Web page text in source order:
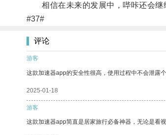
相信在未来的发展中，哔咔还会继
#37#
评论
游客
这款加速器app的安全性很高，使用过程中不会泄露
2025-01-18
游客
这款加速器app简直是居家旅行必备神器，无论是看